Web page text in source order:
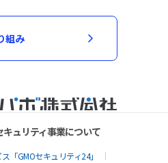
組み
ュリティ事業について
「GMOセキュリティ24」